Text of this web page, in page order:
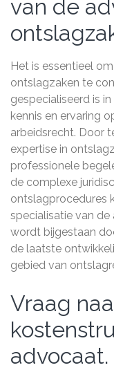
van de
Het is essentieel
ontslagzaken te
gespecialiseerd is
kennis en ervaring
arbeidsrecht. Door
expertise in
professionele
de complexe
ontslagprocedures
specialisatie van
wordt bijgestaan
de laatste
gebied van
Vraag
advocaat.